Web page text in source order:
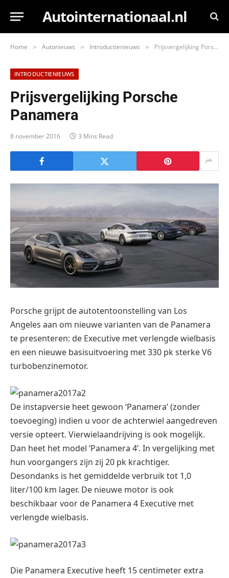
Autointernationaal.nl
Home » Autonieuws » Introductienieuws » Prijsvergelijking Porsche Panamera
INTRODUCTIENIEUWS
Prijsvergelijking Porsche
Panamera
8 november 2016 3 Mins Read
Porsche grijpt de autotentoonstelling van Los
Angeles aan om nieuwe varianten van de Panamera
te presenteren: de Executive met verlengde wielbasis
en een nieuwe basisuitvoering met 330 pk sterke V6
turbobenzinemotor.
De instapversie heet gewoon ‘Panamera’ (zonder
toevoeging) indien u voor de achterwiel aangedreven
versie opteert. Vierwielaandrijving is ook mogelijk.
Dan heet het model ‘Panamera 4’. In vergelijking met
hun voorgangers zijn zij 20 pk krachtiger.
Desondanks is het gemiddelde verbruik tot 1,0
liter/100 km lager. De nieuwe motor is ook
beschikbaar voor de Panamera 4 Executive met
verlengde wielbasis.
Die Panamera Executive heeft 15 centimeter extra